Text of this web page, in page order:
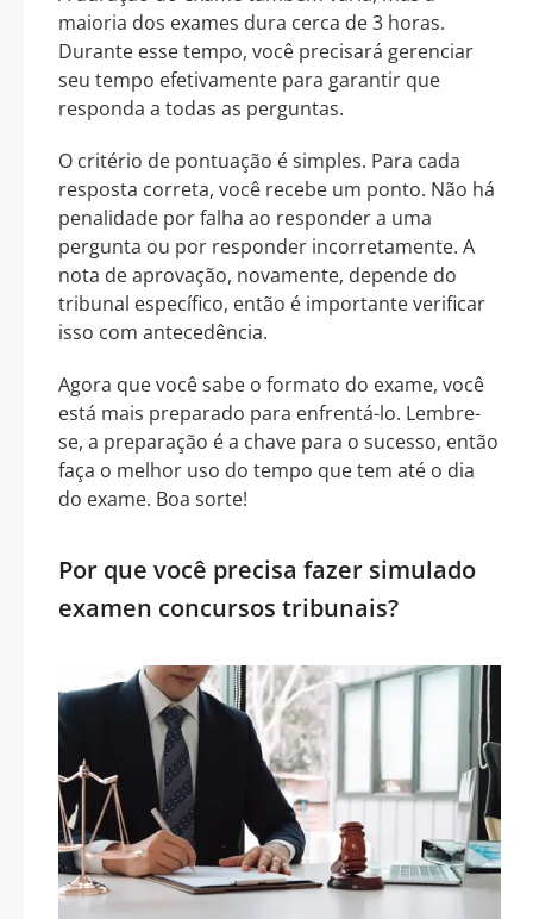
maioria dos exames dura cerca de 3 horas.
Durante esse tempo, você precisará gerenciar
seu tempo efetivamente para garantir que
responda a todas as perguntas.
O critério de pontuação é simples. Para cada
resposta correta, você recebe um ponto. Não há
penalidade por falha ao responder a uma
pergunta ou por responder incorretamente. A
nota de aprovação, novamente, depende do
tribunal específico, então é importante verificar
isso com antecedência.
Agora que você sabe o formato do exame, você
está mais preparado para enfrentá-lo. Lembre-
se, a preparação é a chave para o sucesso, então
faça o melhor uso do tempo que tem até o dia
do exame. Boa sorte!
Por que você precisa fazer simulado
examen concursos tribunais?